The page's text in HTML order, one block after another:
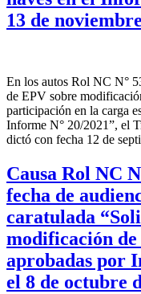
13 de
En los autos Rol NC N°
de EPV sobre
participación en la carga
Informe N° 20/2021”, el
dictó con fecha 12 de
Causa Rol NC
fecha de
caratulada
modificación de
aprobadas por
el 8 de octubre